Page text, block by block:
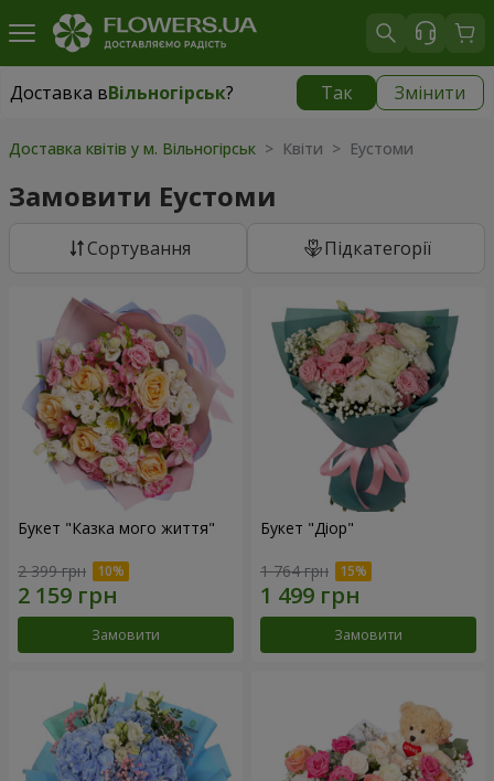
Доставка вВільногірськ? Так Змінити
Доставка вВільногірськ|
Доставка квітів у м. Вільногірськ > Квіти > Еустоми
Замовити Еустоми
Сортування Підкатегорії
Букет "Казка мого життя"
2 399 грн
Замовити
Букет "Діор"
1 764 грн
Замовити